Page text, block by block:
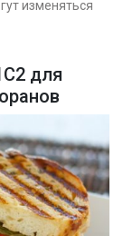
для
изменяться